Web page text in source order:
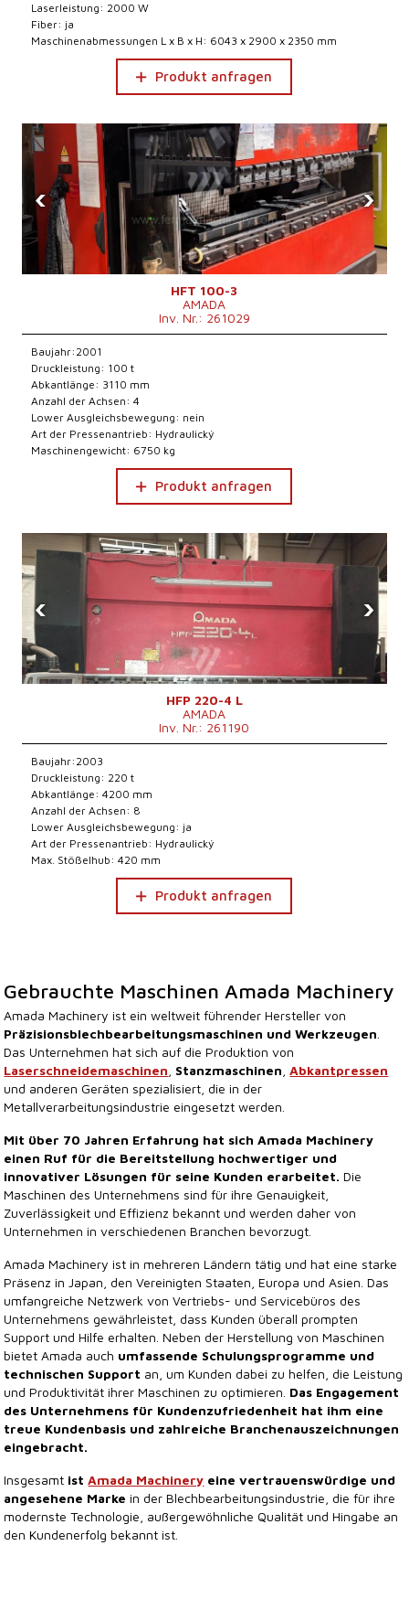
Laserleistung: 2000 W
Fiber: ja
Maschinenabmessungen L x B x H: 6043 x 2900 x 2350 mm
Produkt anfragen
‹ ›
HFT 100-3
AMADA
Inv. Nr.: 261029
Baujahr:2001
Druckleistung: 100 t
Abkantlänge: 3110 mm
Anzahl der Achsen: 4
Lower Ausgleichsbewegung: nein
Art der Pressenantrieb: Hydraulický
Maschinengewicht: 6750 kg
Produkt anfragen
‹ ›
HFP 220-4 L
AMADA
Inv. Nr.: 261190
Baujahr:2003
Druckleistung: 220 t
Abkantlänge: 4200 mm
Anzahl der Achsen: 8
Lower Ausgleichsbewegung: ja
Art der Pressenantrieb: Hydraulický
Max. Stößelhub: 420 mm
Produkt anfragen
Gebrauchte Maschinen Amada Machinery
Amada Machinery ist ein weltweit führender Hersteller von
Präzisionsblechbearbeitungsmaschinen und Werkzeugen
Das Unternehmen hat sich auf die Produktion von
Laserschneidemaschinen Stanzmaschinen ,Abkantpressen
und anderen Geräten spezialisiert, die in der
Metallverarbeitungsindustrie eingesetzt werden.
Mit über 70 Jahren Erfahrung hat sich Amada Machinery
einen Ruf für die Bereitstellung hochwertiger und
innovativer Lösungen für seine Kunden erarbeitet. Die
Maschinen des Unternehmens sind für ihre Genauigkeit,
Zuverlässigkeit und Effizienz bekannt und werden daher von
Unternehmen in verschiedenen Branchen bevorzugt.
Amada Machinery ist in mehreren Ländern tätig und hat eine starke
Präsenz in Japan, den Vereinigten Staaten, Europa und Asien. Das
umfangreiche Netzwerk von Vertriebs- und Servicebüros des
Unternehmens gewährleistet, dass Kunden überall prompten
Support und Hilfe erhalten. Neben der Herstellung von Maschinen
bietet Amada auch umfassende Schulungsprogramme und
technischen Support an, um Kunden dabei zu helfen, die Leistung
und Produktivität ihrer Maschinen zu optimieren. Das Engagement
des Unternehmens für Kundenzufriedenheit hat ihm eine
treue Kundenbasis und zahlreiche Branchenauszeichnungen
eingebracht.
Insgesamt istAmada Machinery eine vertrauenswürdige und
angesehene Marke in der Blechbearbeitungsindustrie, die für ihre
modernste Technologie, außergewöhnliche Qualität und Hingabe an
den Kundenerfolg bekannt ist.